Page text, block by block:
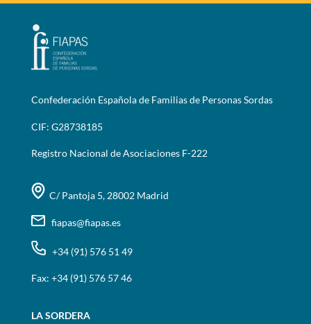
Confederación Española de Familias de Personas Sordas
CIF: G28738185
Registro Nacional de Asociaciones F-222
C/ Pantoja 5, 28002 Madrid
fiapas@fiapas.es
+34 (91) 576 51 49
Fax: +34 (91) 576 57 46
LA SORDERA